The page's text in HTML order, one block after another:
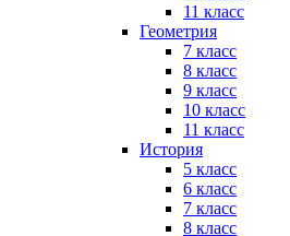
11 класс
Геометрия
7 класс
8 класс
9 класс
10 класс
11 класс
История
5 класс
6 класс
7 класс
8 класс